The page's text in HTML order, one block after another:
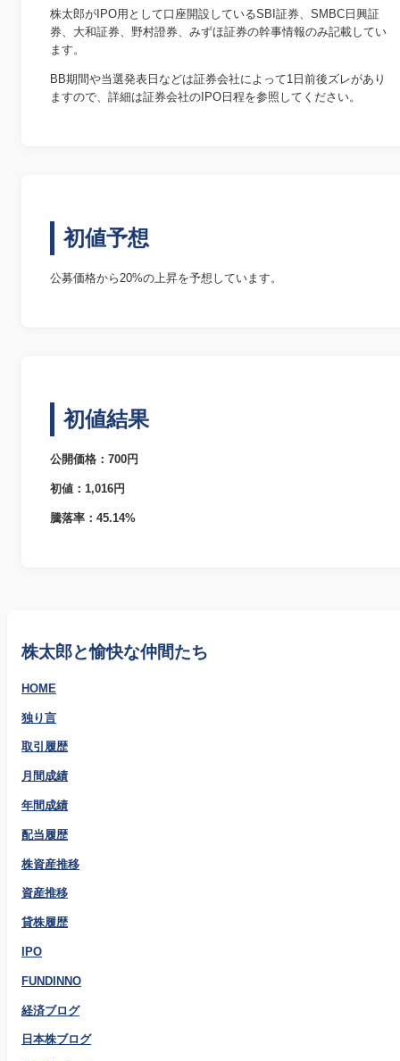
株太郎と愉快な仲間たち
HOME
独り言
取引履歴
月間成績
年間成績
配当履歴
株資産推移
資産推移
貸株履歴
IPO
FUNDINNO
経済ブログ
日本株ブログ
株太郎がIPO用として口座開設しているSBI証券、SMBC日興証
券、大和証券、野村證券、みずほ証券の幹事情報のみ記載してい
ます。
BB期間や当選発表日などは証券会社によって1日前後ズレがあり
ますので、詳細は証券会社のIPO日程を参照してください。
初値予想
公募価格から20%の上昇を予想しています。
初値結果
公開価格：700円
初値：1,016円
騰落率：45.14%